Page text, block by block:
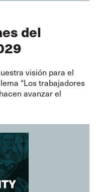
del
visión para el
“Los trabajadores
avanzar el